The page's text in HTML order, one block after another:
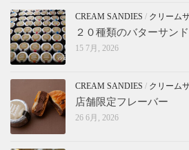
CREAM SANDIES / クリーム
２０種類のバターサン
15 7月, 2026
CREAM SANDIES / クリーム
店舗限定フレーバー
26 6月, 2026